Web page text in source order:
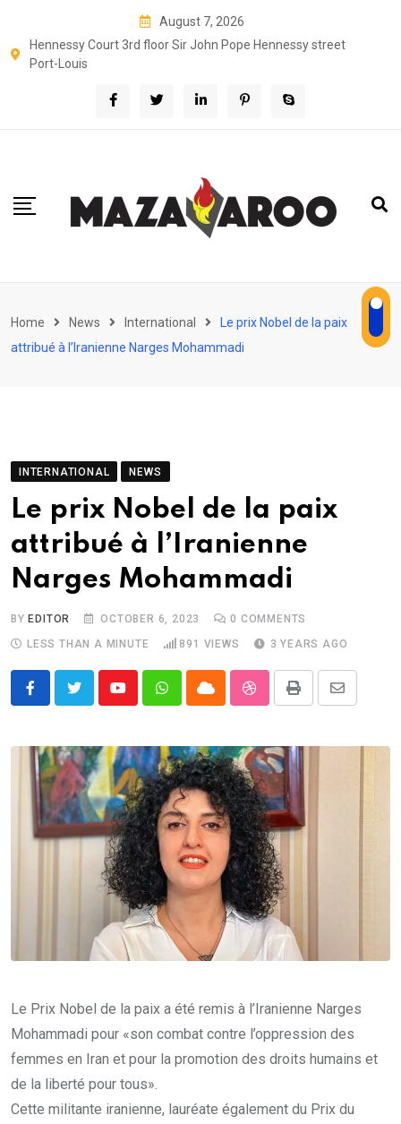
content
August 7, 2026
Hennessy Court 3rd floor Sir John Pope Hennessy street
Port-Louis
Home News International
Le prix Nobel de la paix
attribué à l’Iranienne Narges Mohammadi
INTERNATIONAL NEWS
Le prix Nobel de la paix
attribué à l’Iranienne
Narges Mohammadi
BYEDITOR OCTOBER 6, 2023 0 COMMENTS
LESS THAN A MINUTE
891 VIEWS 3 YEARS AGO
YoutubeWhatsappCloud StumbleUpon
Print
Share
Email
Le Prix Nobel de la paix a été remis à l’Iranienne Narges
Mohammadi pour «son combat contre l’oppression des
femmes en Iran et pour la promotion des droits humains et
de la liberté pour tous».
Cette militante iranienne, lauréate également du Prix du